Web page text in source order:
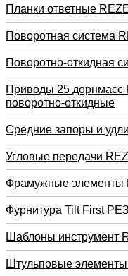
Планки ответные
Поворотная система
Поворотно-откидная
Приводы 25 дорнмасс
поворотно-откидные
Средние запоры и
Угловые передачи
Фрамужные элементы
Фурнитура Tilt First
Шаблоны инструмент
Штульповые